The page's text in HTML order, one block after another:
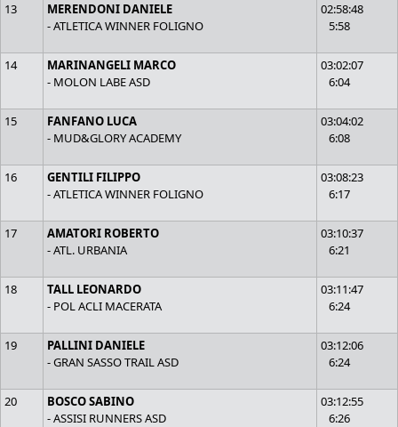
13
MERENDONI DANIELE
- ATLETICA WINNER FOLIGNO
02:58:48
5:58
14
MARINANGELI MARCO
- MOLON LABE ASD
03:02:07
6:04
15
FANFANO LUCA
- MUD&GLORY ACADEMY
03:04:02
6:08
16
GENTILI FILIPPO
- ATLETICA WINNER FOLIGNO
03:08:23
6:17
17
AMATORI ROBERTO
- ATL. URBANIA
03:10:37
6:21
18
TALL LEONARDO
- POL ACLI MACERATA
03:11:47
6:24
19
PALLINI DANIELE
- GRAN SASSO TRAIL ASD
03:12:06
6:24
20
BOSCO SABINO
- ASSISI RUNNERS ASD
03:12:55
6:26